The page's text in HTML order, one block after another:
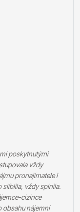
poskytnutými
vždy
pronajímatele i
slíblila, vždy splnila.
cizince
obsahu nájemní